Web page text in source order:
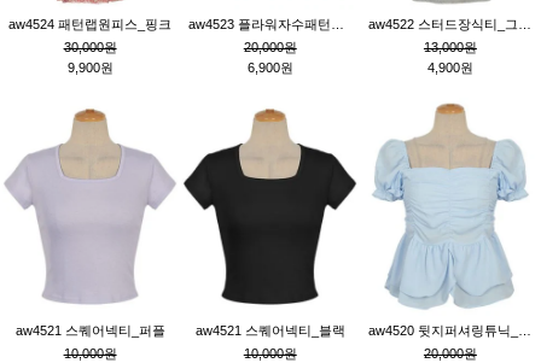
aw4524 패턴랩원피스_핑크
30,000원
9,900원
20,000원
6,900원
13,000원
4,900원
aw4521 스퀘어넥티_퍼플
10,000원
aw4521 스퀘어넥티_블랙
10,000원
20,000원